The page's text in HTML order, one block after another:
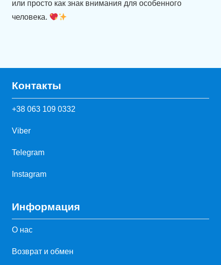
или просто как знак внимания для особенного
человека.
Контакты
+38 063 109 0332
Viber
Telegram
Instagram
Информация
О нас
Возврат и обмен